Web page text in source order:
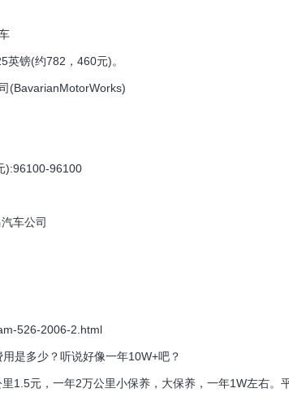
镑(约782，460元)。
96100
车公司
526-2006-2.html
多少？听说好像一年10W+吧？
元，一年2万公里小保养，大保养，一年1W左右。